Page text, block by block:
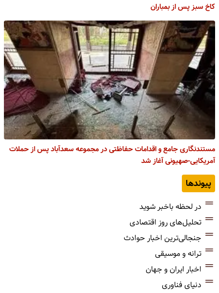
کاخ سبز پس از بمباران
مستندنگاری جامع و اقدامات حفاظتی در مجموعه سعدآباد پس از حملات
آمریکایی-صهیونی آغاز شد
پیوندها
در لحظه باخبر شوید
تحلیل‌های روز اقتصادی
جنجالی‌ترین اخبار حوادث
ترانه و موسیقی
اخبار ایران و جهان
دنیای فناوری